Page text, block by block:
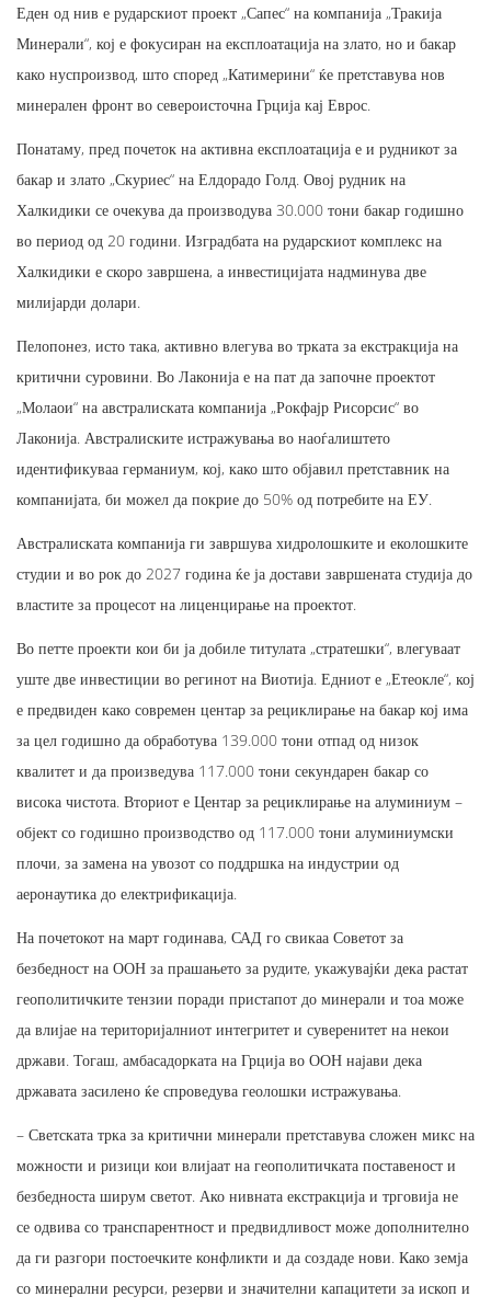
Еден од нив е рударскиот проект „Сапес“ на компанија „Тракија
Минерали“, кој е фокусиран на експлоатација на злато, но и бакар
како нуспроизвод, што според „Катимерини“ ќе претставува нов
минерален фронт во североисточна Грција кај Еврос.
Понатаму, пред почеток на активна експлоатација е и рудникот за
бакар и злато „Скуриес“ на Елдорадо Голд. Овој рудник на
Халкидики се очекува да производува 30.000 тони бакар годишно
во период од 20 години. Изградбата на рударскиот комплекс на
Халкидики е скоро завршена, а инвестицијата надминува две
милијарди долари.
Пелопонез, исто така, активно влегува во трката за екстракција на
критични суровини. Во Лаконија е на пат да започне проектот
„Молаои“ на австралиската компанија „Рокфајр Рисорсис“ во
Лаконија. Австралиските истражувања во наоѓалиштето
идентификуваа германиум, кој, како што објавил претставник на
компанијата, би можел да покрие до 50% од потребите на ЕУ.
Австралиската компанија ги завршува хидролошките и еколошките
студии и во рок до 2027 година ќе ја достави завршената студија до
властите за процесот на лиценцирање на проектот.
Во петте проекти кои би ја добиле титулата „стратешки“, влегуваат
уште две инвестиции во регинот на Виотија. Едниот е „Етеокле“, кој
е предвиден како современ центар за рециклирање на бакар кој има
за цел годишно да обработува 139.000 тони отпад од низок
квалитет и да произведува 117.000 тони секундарен бакар со
висока чистота. Вториот е Центар за рециклирање на алуминиум –
објект со годишно производство од 117.000 тони алуминиумски
плочи, за замена на увозот со поддршка на индустрии од
аеронаутика до електрификација.
На почетокот на март годинава, САД го свикаа Советот за
безбедност на ООН за прашањето за рудите, укажувајќи дека растат
геополитичките тензии поради пристапот до минерали и тоа може
да влијае на територијалниот интегритет и суверенитет на некои
држави. Тогаш, амбасадорката на Грција во ООН најави дека
државата засилено ќе спроведува геолошки истражувања.
– Светската трка за критични минерали претставува сложен микс на
можности и ризици кои влијаат на геополитичката поставеност и
безбедноста ширум светот. Ако нивната екстракција и трговија не
се одвива со транспарентност и предвидливост може дополнително
да ги разгори постоечките конфликти и да создаде нови. Како земја
со минерални ресурси, резерви и значителни капацитети за ископ и